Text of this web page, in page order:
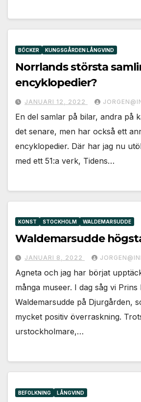
BÖCKER KUNGSGÅRDEN LÅNGVIND
Norrlands största
encyklopedier?
JANUARI 12, 2022
En del samlar på bilar, andra på
det senare, men har också ett
encyklopedier. Där har jag nu
med ett 51:a verk, Tidens…
KONST STOCKHOLM WALDEMARSUDDE
Waldemarsudde
JANUARI 8, 2022
Agneta och jag har börjat
många museer. I dag såg vi Prins
Waldemarsudde på Djurgården,
mycket positiv överraskning.
urstockholmare,…
BEFOLKNING LÅNGVIND